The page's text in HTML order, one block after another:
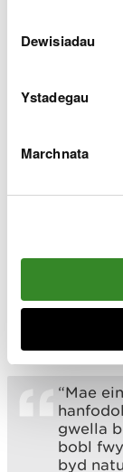
Dewisiadau
Ystadegau
Marchnata
Cymru yn
gyfer y
y cynllun drafft:
Dywedodd
Cynllunio
Cymru:
“Mae
gwella
bobl
byd